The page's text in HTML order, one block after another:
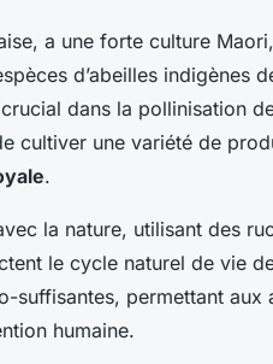
a une forte culture
d’abeilles indigènes
dans la pollinisation
cultiver une variété de
.
la nature, utilisant des
le cycle naturel de vie
suffisantes, permettant aux
humaine.